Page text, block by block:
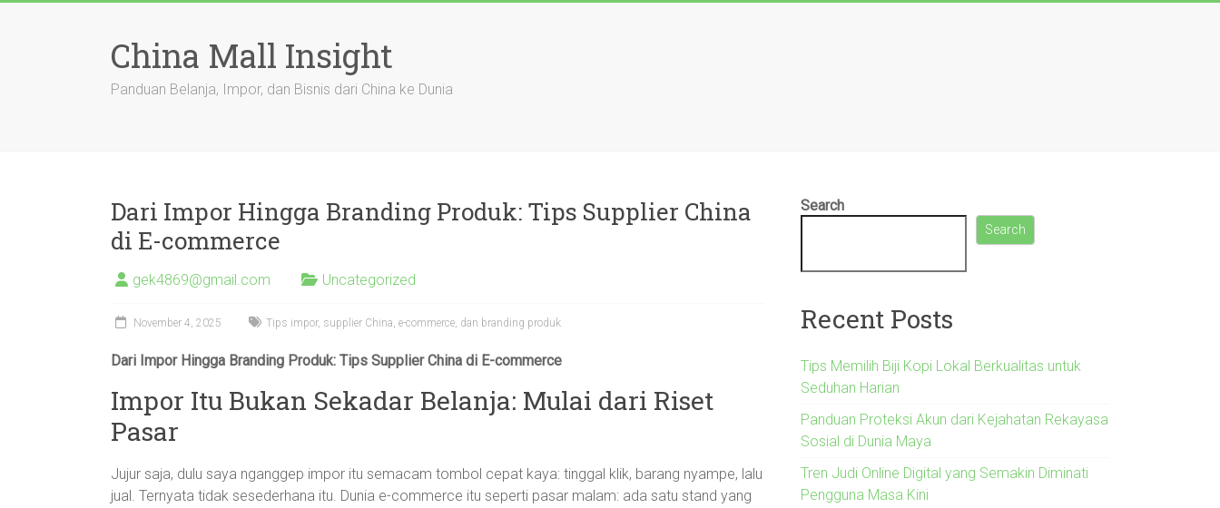
China Mall Insight
Panduan Belanja, Impor, dan Bisnis dari China ke Dunia
Dari Impor Hingga Branding Produk: Tips Supplier China
di E-commerce
gek4869@gmail.com Uncategorized
November 4, 2025 Tips impor, supplier China, e-commerce, dan branding produk
Dari Impor Hingga Branding Produk: Tips Supplier China di E-commerce
Impor Itu Bukan Sekadar Belanja: Mulai dari Riset
Pasar
Jujur saja, dulu saya nganggep impor itu semacam tombol cepat kaya: tinggal klik, barang nyampe, lalu
jual. Ternyata tidak sesederhana itu. Dunia e-commerce itu seperti pasar malam: ada satu stand yang
Search
Search
Recent Posts
Tips Memilih Biji Kopi Lokal Berkualitas untuk
Seduhan Harian
Panduan Proteksi Akun dari Kejahatan Rekayasa
Sosial di Dunia Maya
Tren Judi Online Digital yang Semakin Diminati
Pengguna Masa Kini